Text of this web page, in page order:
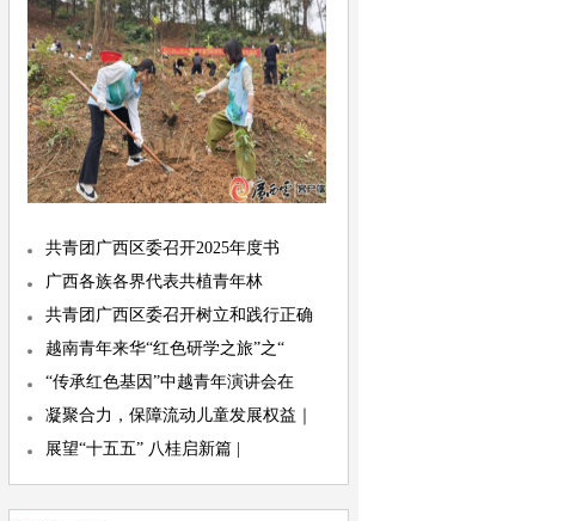
共青团广西区委召开2025年度书
广西各族各界代表共植青年林
共青团广西区委召开树立和践行正确
越南青年来华“红色研学之旅”之“
“传承红色基因”中越青年演讲会在
凝聚合力，保障流动儿童发展权益｜
展望“十五五” 八桂启新篇 |